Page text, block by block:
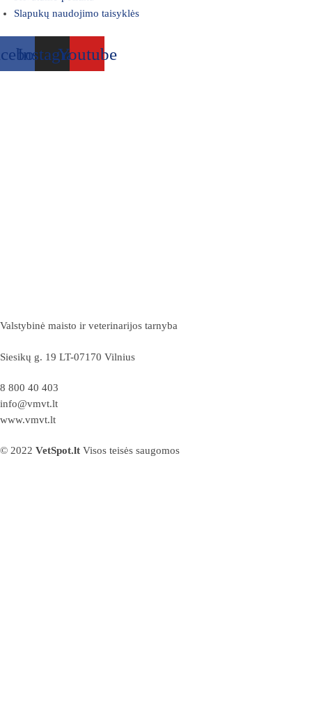
Slapukų naudojimo taisyklės
InstagramYoutube
Valstybinė maisto ir veterinarijos tarnyba
Siesikų g. 19 LT-07170 Vilnius
8 800 40 403
info@vmvt.lt
www.vmvt.lt
© 2022 VetSpot.lt Visos teisės saugomos